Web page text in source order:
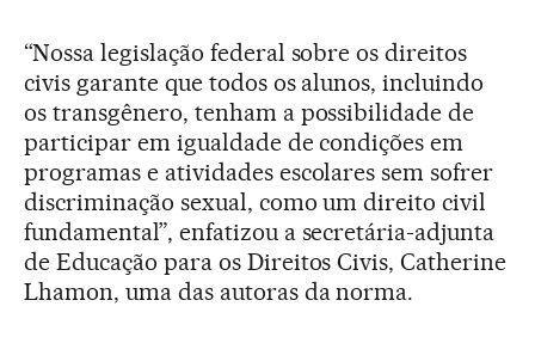
“Nossa legislação federal sobre os direitos
civis garante que todos os alunos, incluindo
os transgênero, tenham a possibilidade de
participar em igualdade de condições em
programas e atividades escolares sem sofrer
discriminação sexual, como um direito civil
fundamental”, enfatizou a secretária-adjunta
de Educação para os Direitos Civis, Catherine
Lhamon, uma das autoras da norma.